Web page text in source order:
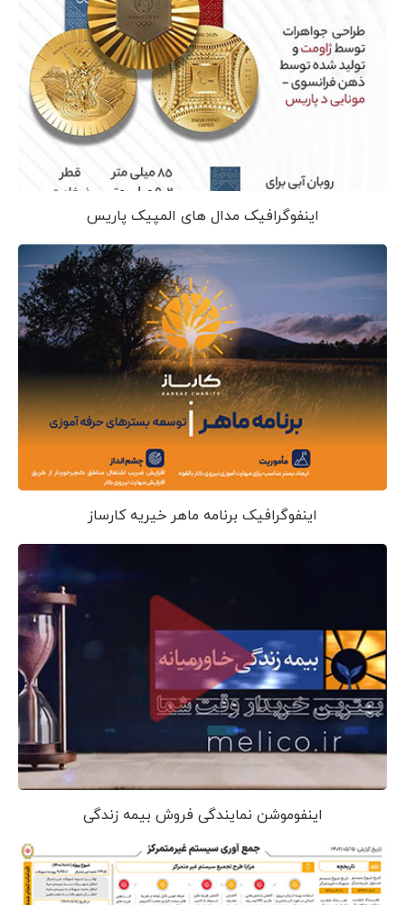
اینفوگرافیک مدال های المپیک پاریس
اینفوگرافیک برنامه ماهر خیریه کارساز
اینفوموشن نمایندگی فروش بیمه زندگی